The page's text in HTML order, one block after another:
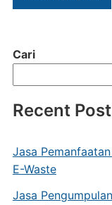
Cari
Recent
Jasa
E-Waste
Jasa